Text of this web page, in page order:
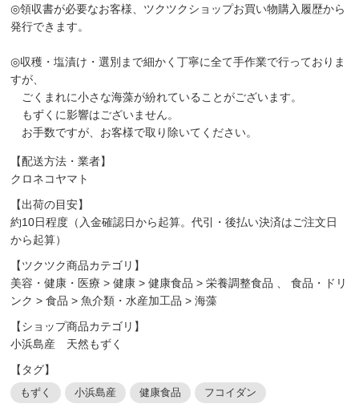
◎領収書が必要なお客様、ツクツクショップお買い物購入履歴から
発行できます。
◎収穫・塩漬け・選別まで細かく丁寧に全て手作業で行っておりま
すが、
ごくまれに小さな海藻が紛れていることがございます。
もずくに影響はございません。
お手数ですが、お客様で取り除いてください。
【配送方法・業者】
クロネコヤマト
【出荷の目安】
約10日程度（入金確認日から起算。代引・後払い決済はご注文日
から起算）
【ツクツク商品カテゴリ】
美容・健康・医療 >健康 >健康食品 >栄養調整食品 、食品・ドリ
ンク >食品 >魚介類・水産加工品 >海藻
【ショップ商品カテゴリ】
小浜島産 天然もずく
【タグ】
もずく 小浜島産 健康食品 フコイダン